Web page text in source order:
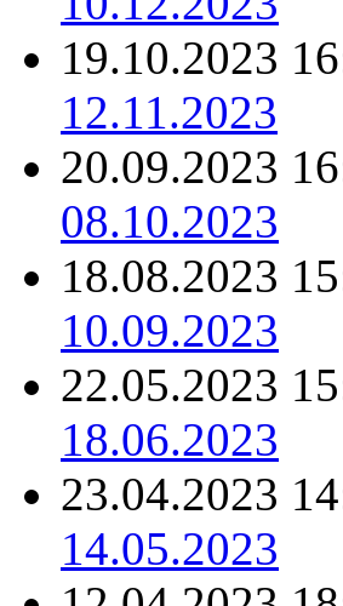
19.10.2023
12.11.2023
20.09.2023
08.10.2023
18.08.2023
10.09.2023
22.05.2023
18.06.2023
23.04.2023
14.05.2023